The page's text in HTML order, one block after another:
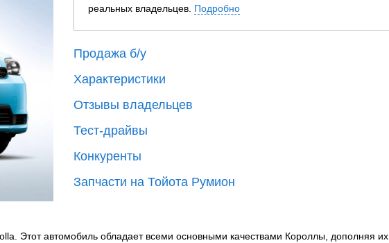
реальных владельцев. Подробно
Продажа б/у
Характеристики
Отзывы владельцев
Тест-драйвы
Конкуренты
Запчасти на Тойота Румион
Этот автомобиль обладает всеми основными качествами Короллы, дополняя их